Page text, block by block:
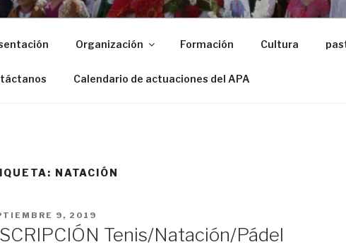
Organización Formación Cultura
Calendario de actuaciones del APA
NATACIÓN
9, 2019
Tenis/Natación/Pádel